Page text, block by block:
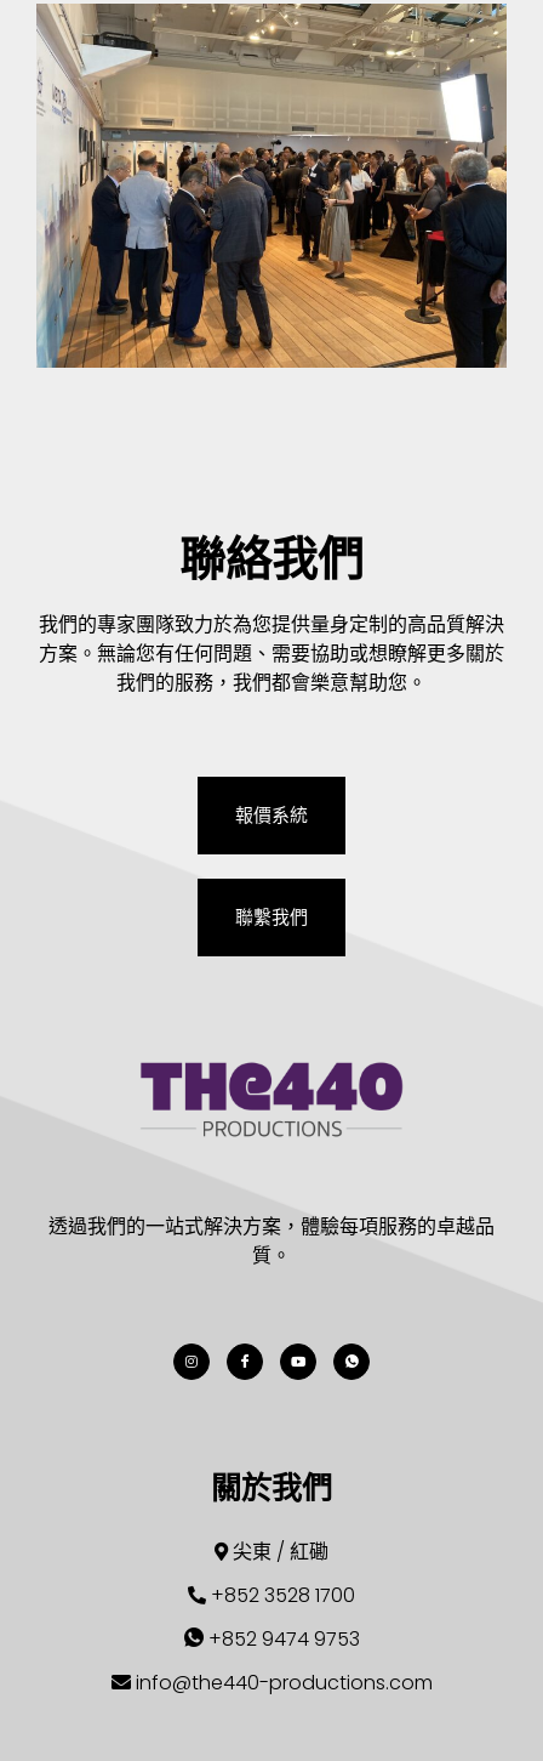
聯絡我們
我們的專家團隊致力於為您提供量身定制的高品質解決
方案。無論您有任何問題、需要協助或想瞭解更多關於
我們的服務，我們都會樂意幫助您。
報價系統
聯繫我們
透過我們的一站式解決方案，體驗每項服務的卓越品
質。
關於我們
尖東 / 紅磡
+852 3528 1700
+852 9474 9753
info@the440-productions.com